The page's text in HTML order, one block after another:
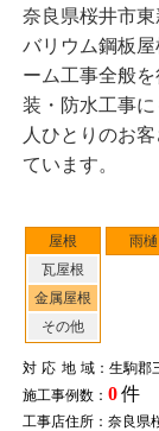
屋根
瓦屋根
金属屋根
その他
雨樋
対応地域：生駒郡
施工事例数： 0件
工事店住所：奈良県
奈良県桜井市
バリウム鋼板
ーム工事全般
装・防水工事
人ひとりのお
ています。